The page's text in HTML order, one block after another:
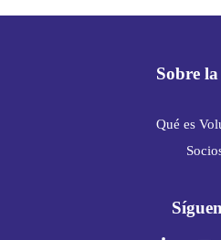
Sobre
Qué es